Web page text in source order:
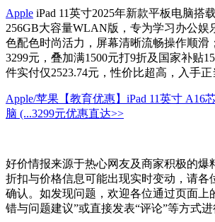
Apple iPad 11英寸2025年新款平板电脑搭
256GB大容量WLAN版，专为学习办公娱
色配色时尚活力，屏幕清晰流畅操作顺滑
3299元，叠加满1500元打9折及国家补贴
件实付仅2523.74元，性价比超高，入手正
Apple/苹果【教育优惠】iPad 11英寸 A16
脑 (...3299元优惠直达>>
好价情报来源于热心网友及商家积极的爆
折扣与价格信息可能出现实时变动，请各
确认。如发现问题，欢迎各位通过页面上
错与问题建议”或直接发表“评论”等方式进